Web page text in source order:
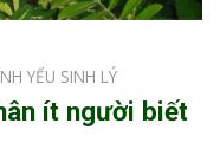
YẾU SINH LÝ
ít người biết